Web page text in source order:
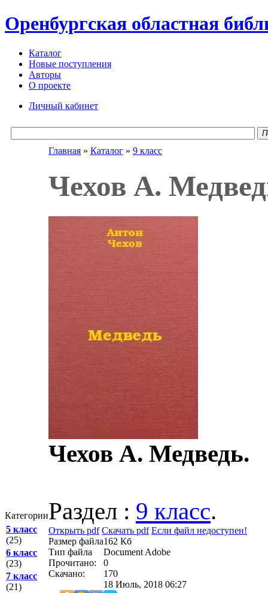
Оренбургская областная
Каталог
Новые поступления
Авторы
О проекте
Личный кабинет
Категории
5 класс
(25)
6 класс
(23)
7 класс
(21)
Главная » Каталог » 9 класс
Чехов А.
Чехов А. Медведь.
Раздел : 9 класс.
Открыть pdf Скачать pdf Если файл недоступен!
Размер файла162 Кб
Тип файла
Document Adobe
Прочитано:
0
Скачано:
170
18 Июль, 2018 06:27